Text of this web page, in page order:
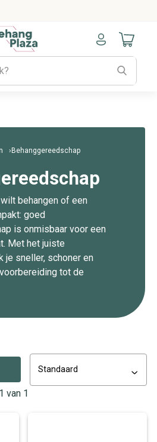
Naar
Behanggereedschap
behangen of een
goed
is onmisbaar voor een
Met het juiste
je sneller, schoner en
tot de
van 1
Standaard